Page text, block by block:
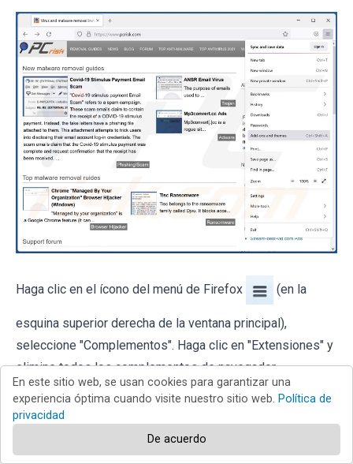
Haga clic en el ícono del menú de Firefox (en la
esquina superior derecha de la ventana principal),
seleccione "Complementos". Haga clic en "Extensiones" y
elimine todos los complementos de navegador
sospechosos recientemente instalados.
En este sitio web, se usan cookies para garantizar una
experiencia óptima cuando visite nuestro sitio web. Política de
privacidad
De acuerdo